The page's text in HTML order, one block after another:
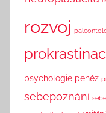
rozvoj
psychologie peněz
sebepoznání